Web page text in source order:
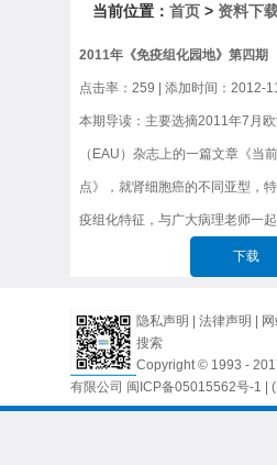
当前位置： 首页 > 资料下
2011年《免疫组化园地》第四期
点击率： 259 | 添加时间：2012-
本期导读：主要选摘2011年7月
（EAU）杂志上的一篇文章《当
点》，就肾细胞癌的不同亚型，
疫组化特征，与广大病理老师一起
下载
隐私声明 法律声明
搜索
Copyright © 1993 -
有限公司 闽ICP备05015562号-1 |